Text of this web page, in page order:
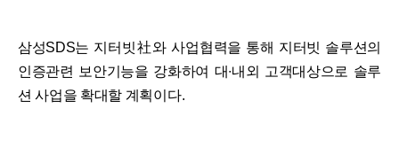
삼성SDS는 지터빗社와 사업협력을 통해 지터빗 솔루션의
인증관련 보안기능을 강화하여 대∙내외 고객대상으로 솔루
션 사업을 확대할 계획이다.